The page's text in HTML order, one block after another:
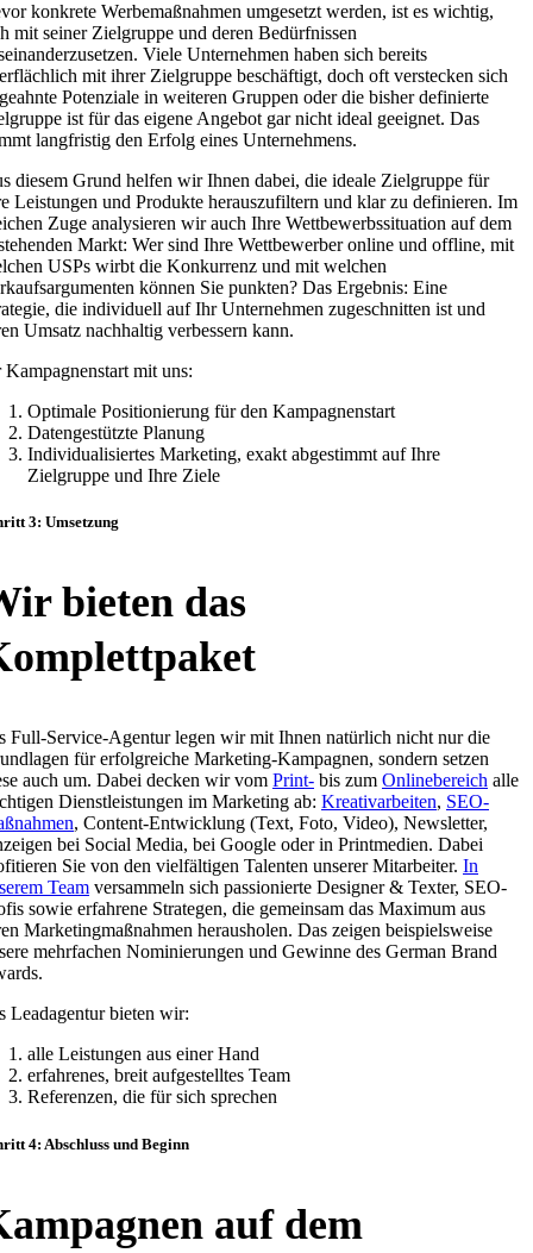
konkrete Werbemaßnahmen umgesetzt werden, ist es wichtig,
mit seiner Zielgruppe und deren Bedürfnissen
Viele Unternehmen haben sich bereits
mit ihrer Zielgruppe beschäftigt, doch oft verstecken sich
Potenziale in weiteren Gruppen oder die bisher definierte
ist für das eigene Angebot gar nicht ideal geeignet. Das
langfristig den Erfolg eines Unternehmens.
diesem Grund helfen wir Ihnen dabei, die ideale Zielgruppe für
Leistungen und Produkte herauszufiltern und klar zu definieren. Im
Zuge analysieren wir auch Ihre Wettbewerbssituation auf dem
Markt: Wer sind Ihre Wettbewerber online und offline, mit
USPs wirbt die Konkurrenz und mit welchen
können Sie punkten? Das Ergebnis: Eine
die individuell auf Ihr Unternehmen zugeschnitten ist und
Umsatz nachhaltig verbessern kann.
Kampagnenstart mit uns:
Optimale Positionierung für den Kampagnenstart
Datengestützte Planung
Individualisiertes Marketing, exakt abgestimmt auf Ihre
Zielgruppe und Ihre Ziele
3: Umsetzung
bieten das
Full-Service-Agentur legen wir mit Ihnen natürlich nicht nur die
für erfolgreiche Marketing-Kampagnen, sondern setzen
auch um. Dabei decken wir vom Print- bis zum Onlinebereich alle
Dienstleistungen im Marketing ab: Kreativarbeiten, SEO-
, Content-Entwicklung (Text, Foto, Video), Newsletter,
bei Social Media, bei Google oder in Printmedien. Dabei
Sie von den vielfältigen Talenten unserer Mitarbeiter. In
Team versammeln sich passionierte Designer & Texter, SEO-
sowie erfahrene Strategen, die gemeinsam das Maximum aus
Marketingmaßnahmen herausholen. Das zeigen beispielsweise
mehrfachen Nominierungen und Gewinne des German Brand
Leadagentur bieten wir:
alle Leistungen aus einer Hand
erfahrenes, breit aufgestelltes Team
Referenzen, die für sich sprechen
4: Abschluss und Beginn
auf dem